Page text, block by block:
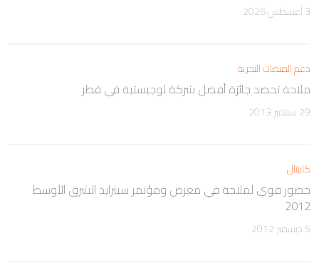
3 أغسطس 2026
دعم المنصات البحرية
ملاحة تحصد جائزة أفضل شركة لوجيستية في قطر
29 سبتمبر 2013
كابيتال
حضور قوي لملاحة في معرض ومؤتمر سيترايد الشرق الأوسط
2012
5 ديسمبر 2012